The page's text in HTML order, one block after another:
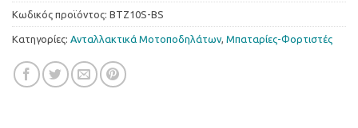
Κωδικός προϊόντος: BTZ10S-BS
Κατηγορίες: Ανταλλακτικά Μοτοποδηλάτων, Μπαταρίες-Φορτιστές